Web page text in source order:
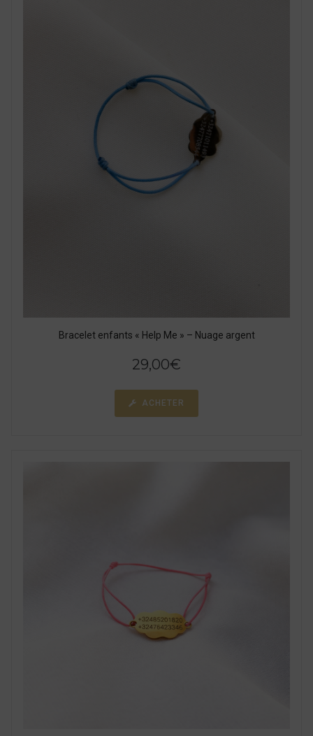
Bracelet enfants « Help Me » – Nuage argent
29,00€
ACHETER